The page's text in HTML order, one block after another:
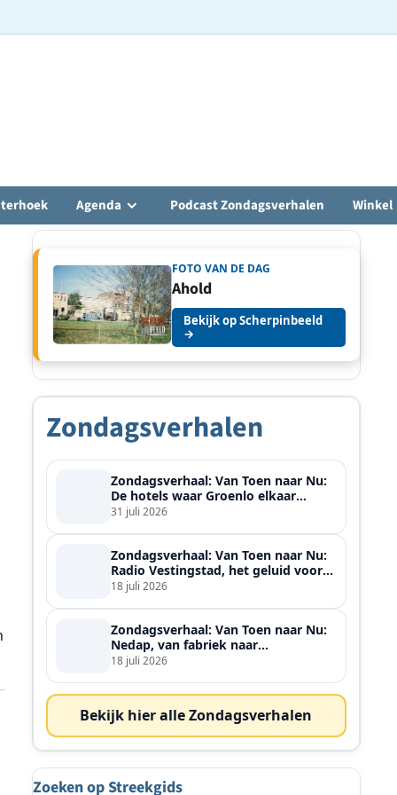
Agenda Podcast Zondagsverhalen Winkel
FOTO VAN DE DAG
Ahold
Bekijk op Scherpinbeeld
→
Zondagsverhalen
Zondagsverhaal: Van Toen naar Nu:
De hotels waar Groenlo elkaar
ontmoette
31 juli 2026
Zondagsverhaal: Van Toen naar Nu:
Radio Vestingstad, het geluid voor
heel de streek
18 juli 2026
Zondagsverhaal: Van Toen naar Nu:
Nedap, van fabriek naar
wereldspeler
18 juli 2026
Bekijk hier alle Zondagsverhalen
Zoeken op Streekgids